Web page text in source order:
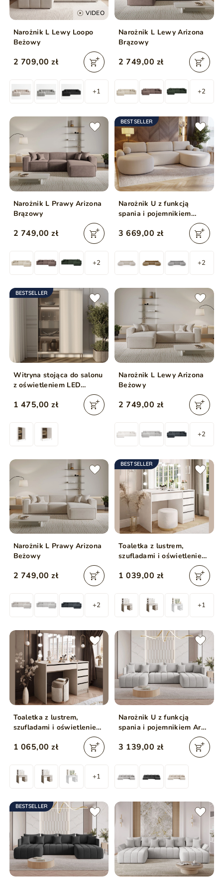
VIDEO
Narożnik L Lewy Loopo
Beżowy
2 709,00 zł
+1
Narożnik L Lewy Arizona
Brązowy
2 749,00 zł
+2
Narożnik L Prawy Arizona
Brązowy
2 749,00 zł
+2
BESTSELLER
Narożnik U z funkcją
spania i pojemnikiem
3 669,00 zł
+2
BESTSELLER
Witryna stojąca do salonu
z oświetleniem LED
wysoka Deo Kaszmirowa
1 475,00 zł
Narożnik L Lewy Arizona
Beżowy
2 749,00 zł
+2
Narożnik L Prawy Arizona
Beżowy
2 749,00 zł
+2
BESTSELLER
Toaletka z lustrem,
szufladami i oświetleniem
LED Melo Elite biały mat
1 039,00 zł
+1
Toaletka z lustrem,
szufladami i oświetleniem
LED Melo Elite kaszmir
mat
1 065,00 zł
+1
Narożnik U z funkcją
spania i pojemnikiem Ardi
3 139,00 zł
BESTSELLER